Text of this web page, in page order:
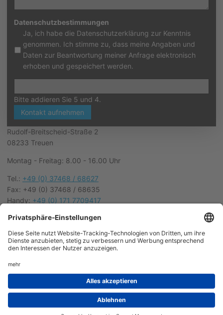
Datenschutzbestimmungen
Ja, ich habe die Datenschutzerklärung zur Kenntnis
genommen. Ich stimme zu, dass meine Angaben und
Daten zur Beantwortung meiner Anfrage elektronisch
erhoben und gespeichert werden.
Bitte addieren Sie 5 und 4.
Kontakt aufnehmen
Rudolf-Breitscheid-Straße 2
08233 Treuen
Montag - Freitag: 8.00 - 16.00 Uhr
Tel.: +49 (0) 37468 / 68627
Fax: +49 (0) 37468 / 68635
Handy: +49 (0) 171 7709417
E-Mail: info@ready-personal.de
AGB
Formular für Hinweisgeber
Impressum
Datenschutz
Barrierefreiheitserklärung